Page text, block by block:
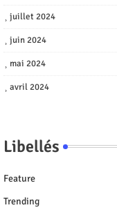
juillet 2024
juin 2024
mai 2024
avril 2024
Libellés
Feature
Trending